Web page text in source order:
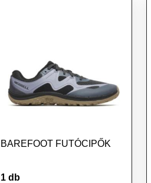
BAREFOOT FUTÓCIPŐK
1 db